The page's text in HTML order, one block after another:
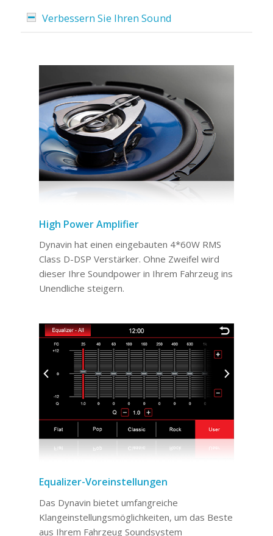
Verbessern Sie Ihren Sound
High Power Amplifier
Dynavin hat einen eingebauten 4*60W RMS
Class D-DSP Verstärker. Ohne Zweifel wird
dieser Ihre Soundpower in Ihrem Fahrzeug ins
Unendliche steigern.
Equalizer-Voreinstellungen
Das Dynavin bietet umfangreiche
Klangeinstellungsmöglichkeiten, um das Beste
aus Ihrem Fahrzeug Soundsystem